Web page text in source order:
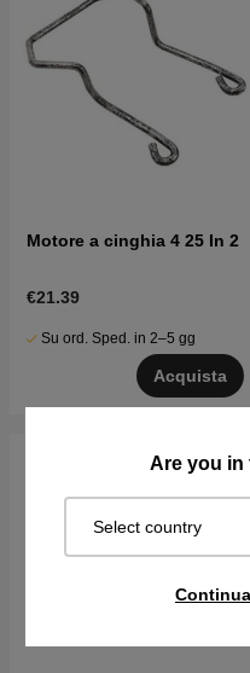
Are you in
Select country
Motore a cinghia 4 25 In 2
€21.39
Su ord. Sped. in 2–5 gg
Acquista